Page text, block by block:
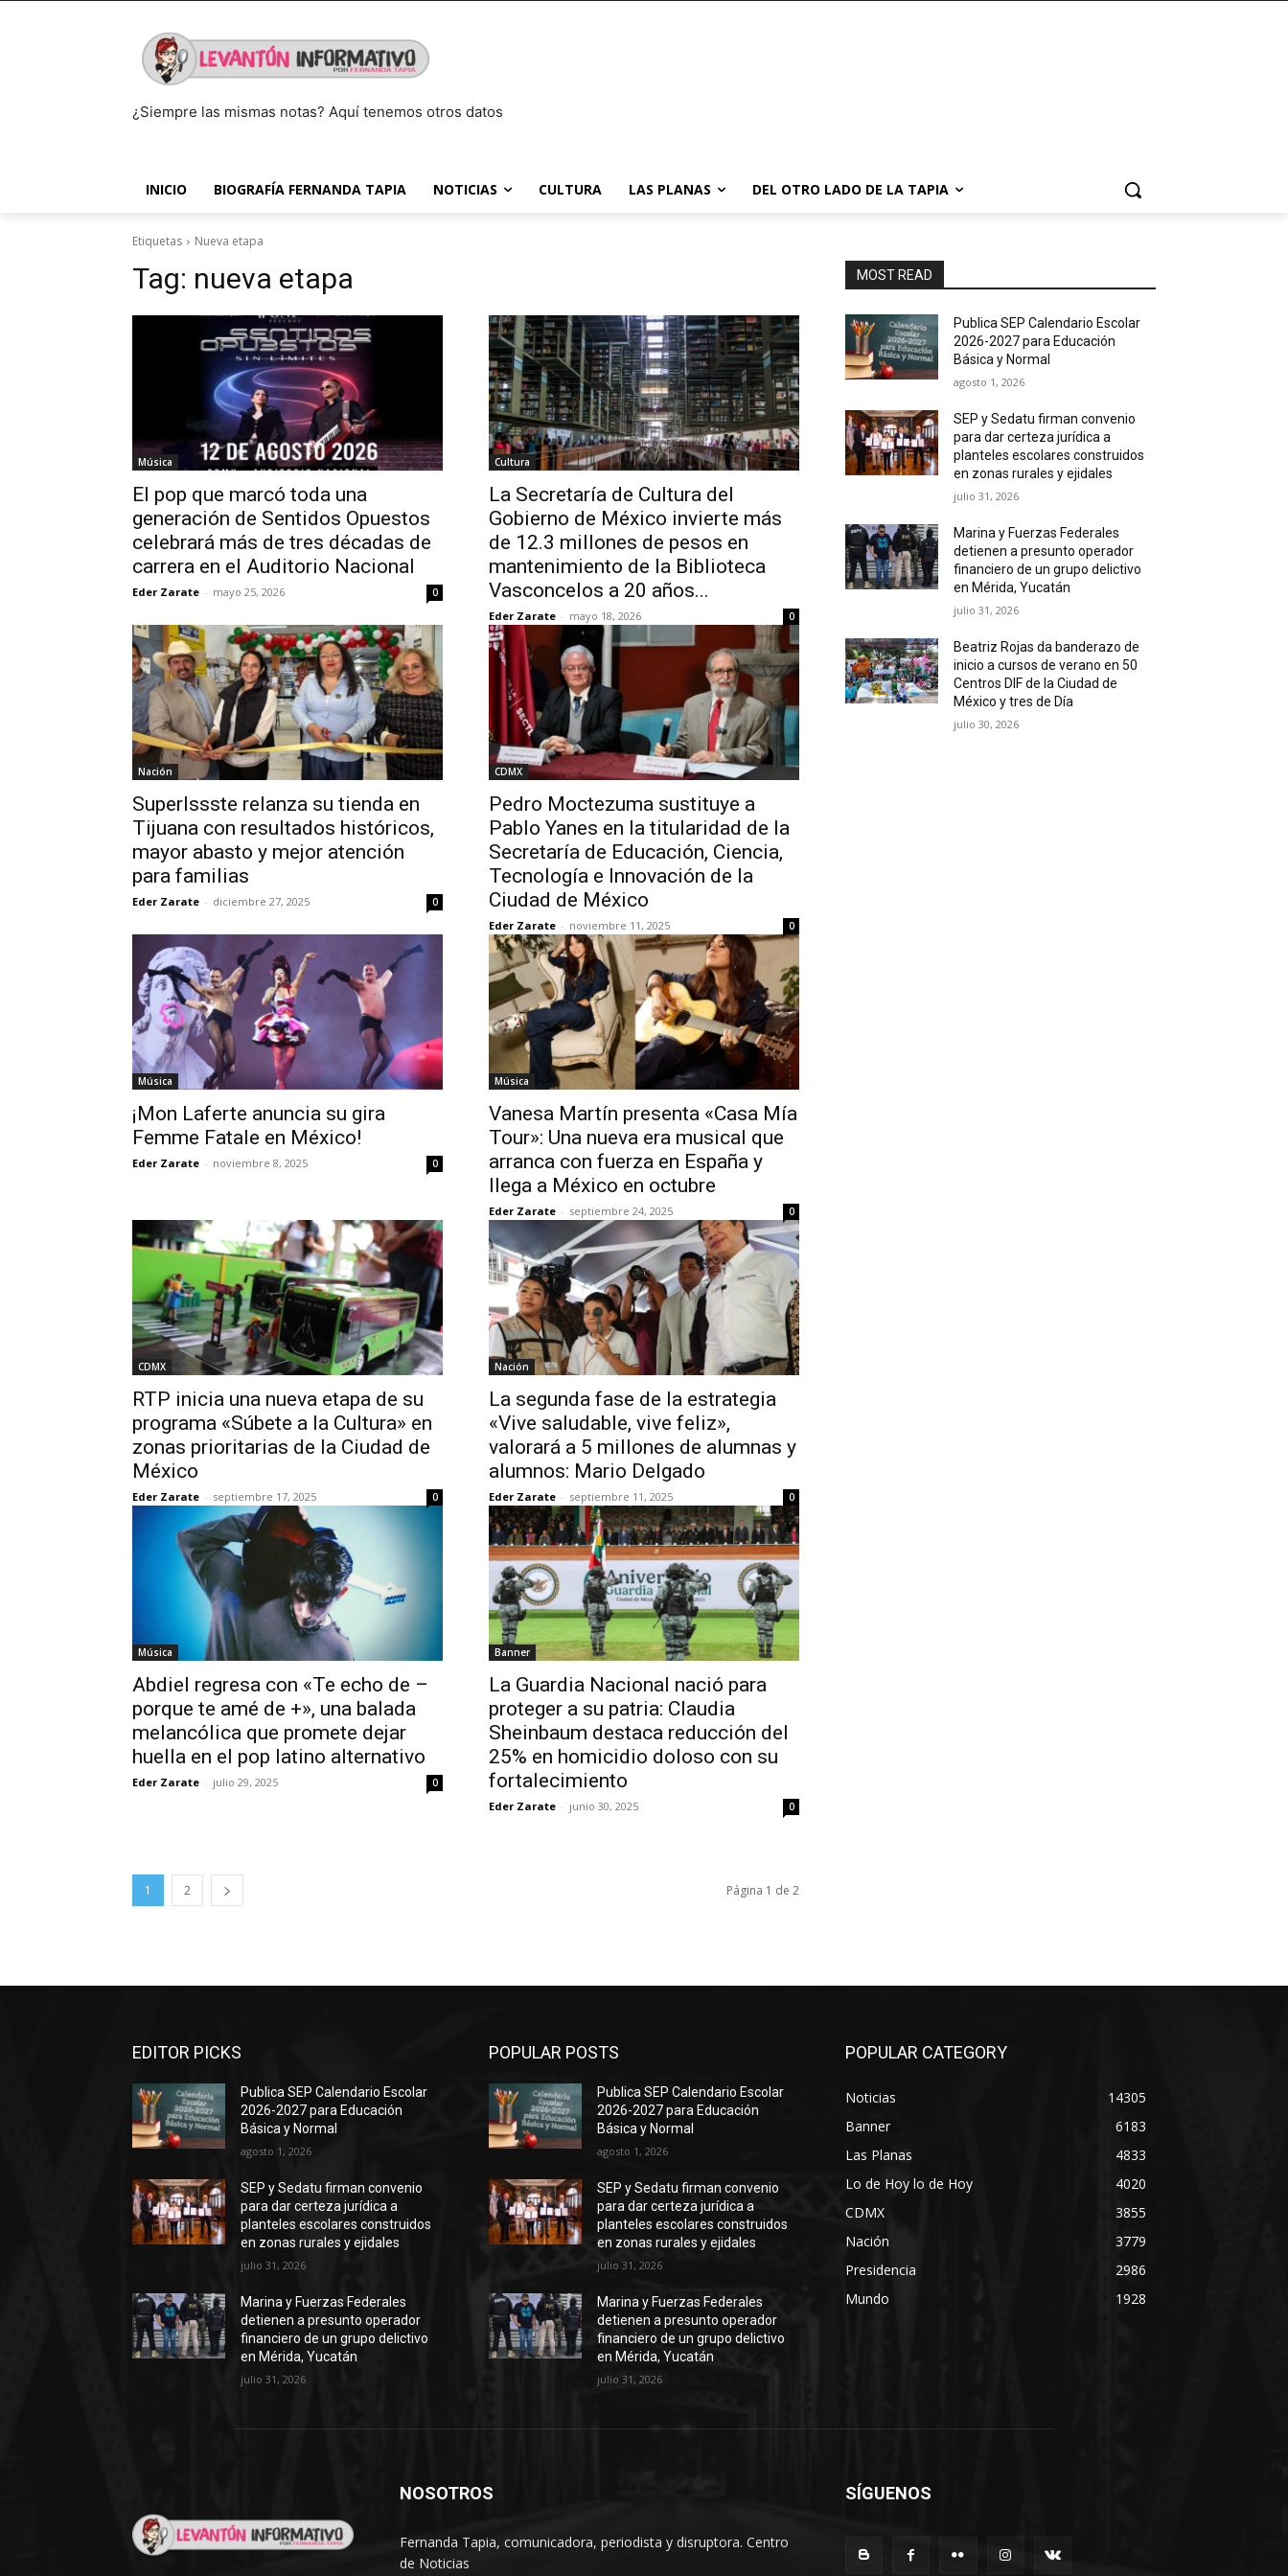
¿Siempre las mismas notas? Aquí tenemos otros datos
INICIO BIOGRAFÍA FERNANDA TAPIA NOTICIAS CULTURA LAS PLANAS DEL OTRO LADO DE LA TAPIA
Etiquetas Nueva etapa
Tag: nueva etapa
Música
El pop que marcó toda una
generación de Sentidos Opuestos
celebrará más de tres décadas de
carrera en el Auditorio Nacional
Eder Zarate - mayo 25, 2026 0
Cultura
La Secretaría de Cultura del
Gobierno de México invierte más
de 12.3 millones de pesos en
mantenimiento de la Biblioteca
Vasconcelos a 20 años...
Eder Zarate - mayo 18, 2026 0
Nación
SuperIssste relanza su tienda en
Tijuana con resultados históricos,
mayor abasto y mejor atención
para familias
Eder Zarate - diciembre 27, 2025 0
CDMX
Pedro Moctezuma sustituye a
Pablo Yanes en la titularidad de la
Secretaría de Educación, Ciencia,
Tecnología e Innovación de la
Ciudad de México
Eder Zarate - noviembre 11, 2025 0
Música
¡Mon Laferte anuncia su gira
Femme Fatale en México! ​
Eder Zarate - noviembre 8, 2025 0
Música
Vanesa Martín presenta «Casa Mía
Tour»: Una nueva era musical que
arranca con fuerza en España y
llega a México en octubre
Eder Zarate - septiembre 24, 2025 0
CDMX
RTP inicia una nueva etapa de su
programa «Súbete a la Cultura» en
zonas prioritarias de la Ciudad de
México
Eder Zarate - septiembre 17, 2025 0
Nación
La segunda fase de la estrategia
«Vive saludable, vive feliz»,
valorará a 5 millones de alumnas y
alumnos: Mario Delgado
Eder Zarate - septiembre 11, 2025 0
Música
Abdiel regresa con «Te echo de –
porque te amé de +», una balada
melancólica que promete dejar
huella en el pop latino alternativo
Eder Zarate - julio 29, 2025 0
Banner
La Guardia Nacional nació para
proteger a su patria: Claudia
Sheinbaum destaca reducción del
25% en homicidio doloso con su
fortalecimiento
Eder Zarate - junio 30, 2025 0
1 2 Página 1 de 2
MOST READ
Publica SEP Calendario Escolar
2026-2027 para Educación
Básica y Normal
agosto 1, 2026
SEP y Sedatu firman convenio
para dar certeza jurídica a
planteles escolares construidos
en zonas rurales y ejidales
julio 31, 2026
Marina y Fuerzas Federales
detienen a presunto operador
financiero de un grupo delictivo
en Mérida, Yucatán
julio 31, 2026
Beatriz Rojas da banderazo de
inicio a cursos de verano en 50
Centros DIF de la Ciudad de
México y tres de Día
julio 30, 2026
EDITOR PICKS
Publica SEP Calendario Escolar
2026-2027 para Educación
Básica y Normal
agosto 1, 2026
SEP y Sedatu firman convenio
para dar certeza jurídica a
planteles escolares construidos
en zonas rurales y ejidales
julio 31, 2026
Marina y Fuerzas Federales
detienen a presunto operador
financiero de un grupo delictivo
en Mérida, Yucatán
julio 31, 2026
POPULAR POSTS
Publica SEP Calendario Escolar
2026-2027 para Educación
Básica y Normal
agosto 1, 2026
SEP y Sedatu firman convenio
para dar certeza jurídica a
planteles escolares construidos
en zonas rurales y ejidales
julio 31, 2026
Marina y Fuerzas Federales
detienen a presunto operador
financiero de un grupo delictivo
en Mérida, Yucatán
julio 31, 2026
POPULAR CATEGORY
Noticias
14305
Banner
6183
Las Planas
4833
Lo de Hoy lo de Hoy
4020
CDMX
3855
Nación
3779
Presidencia
2986
Mundo
1928
NOSOTROS
Fernanda Tapia, comunicadora, periodista y disruptora. Centro
de Noticias
SÍGUENOS